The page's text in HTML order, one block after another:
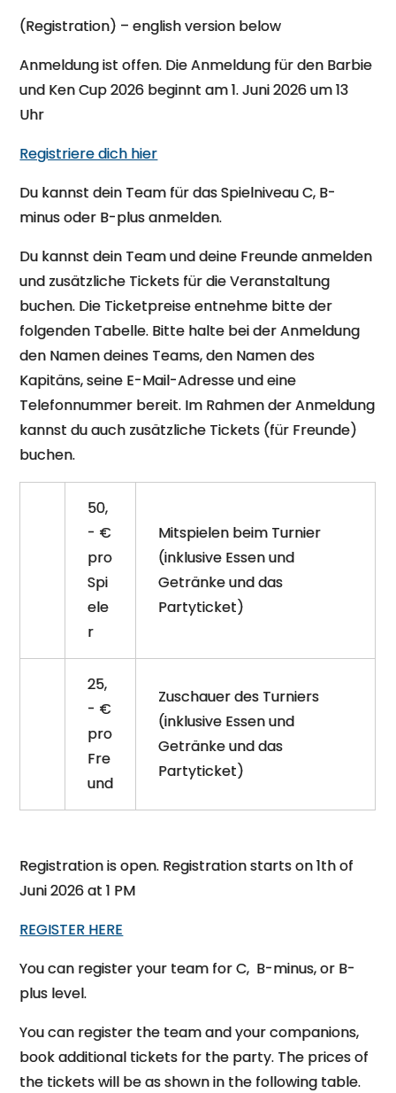
(Registration) – english version below
Anmeldung ist offen. Die Anmeldung für den Barbie
und Ken Cup 2026 beginnt am 1. Juni 2026 um 13
Uhr
Registriere dich hier
Du kannst dein Team für das Spielniveau C, B-
minus oder B-plus anmelden.
Du kannst dein Team und deine Freunde anmelden
und zusätzliche Tickets für die Veranstaltung
buchen. Die Ticketpreise entnehme bitte der
folgenden Tabelle. Bitte halte bei der Anmeldung
den Namen deines Teams, den Namen des
Kapitäns, seine E-Mail-Adresse und eine
Telefonnummer bereit. Im Rahmen der Anmeldung
kannst du auch zusätzliche Tickets (für Freunde)
buchen.
50,
- €
pro
Spi
ele
r
Mitspielen beim Turnier
(inklusive Essen und
Getränke und das
Partyticket)
25,
- €
pro
Fre
und
Zuschauer des Turniers
(inklusive Essen und
Getränke und das
Partyticket)
Registration is open. Registration starts on 1th of
Juni 2026 at 1 PM
REGISTER HERE
You can register your team for C, B-minus, or B-
plus level.
You can register the team and your companions,
book additional tickets for the party. The prices of
the tickets will be as shown in the following table.